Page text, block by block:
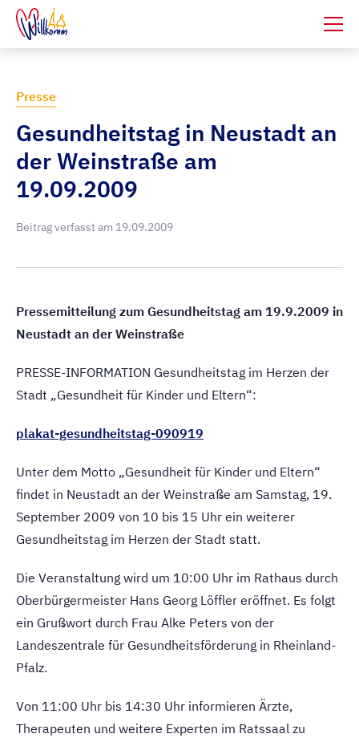
Presse
Gesundheitstag in Neustadt an
der Weinstraße am
19.09.2009
Beitrag verfasst am 19.09.2009
Pressemitteilung zum Gesundheitstag am 19.9.2009 in
Neustadt an der Weinstraße
PRESSE-INFORMATION Gesundheitstag im Herzen der
Stadt „Gesundheit für Kinder und Eltern“:
plakat-gesundheitstag-090919
Unter dem Motto „Gesundheit für Kinder und Eltern“
findet in Neustadt an der Weinstraße am Samstag, 19.
September 2009 von 10 bis 15 Uhr ein weiterer
Gesundheitstag im Herzen der Stadt statt.
Die Veranstaltung wird um 10:00 Uhr im Rathaus durch
Oberbürgermeister Hans Georg Löffler eröffnet. Es folgt
ein Grußwort durch Frau Alke Peters von der
Landeszentrale für Gesundheitsförderung in Rheinland-
Pfalz.
Von 11:00 Uhr bis 14:30 Uhr informieren Ärzte,
Therapeuten und weitere Experten im Ratssaal zu